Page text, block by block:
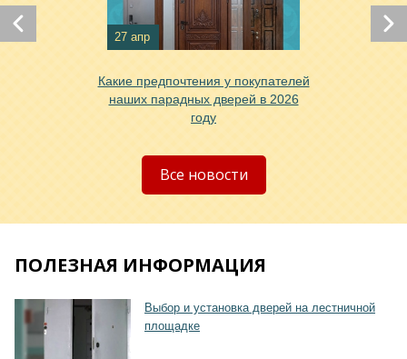
27 апр
Какие предпочтения у покупателей
наших парадных дверей в 2026
году
Все новости
ПОЛЕЗНАЯ ИНФОРМАЦИЯ
Выбор и установка дверей на лестничной
площадке